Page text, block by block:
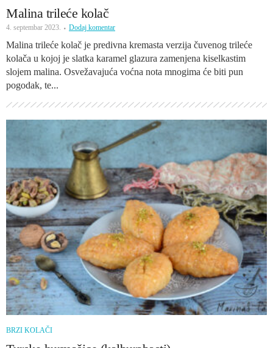
Malina trileće kolač
4. septembar 2023. Dodaj komentar
Malina trileće kolač je predivna kremasta verzija čuvenog trileće
kolača u kojoj je slatka karamel glazura zamenjena kiselkastim
slojem malina. Osvežavajuća voćna nota mnogima će biti pun
pogodak, te...
BRZI KOLAČI